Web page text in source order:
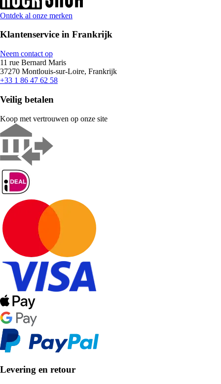
Ontdek al onze merken
Klantenservice in Frankrijk
Neem contact op
11 rue Bernard Maris
37270 Montlouis-sur-Loire, Frankrijk
+33 1 86 47 62 58
Veilig betalen
Koop met vertrouwen op onze site
Levering en retour